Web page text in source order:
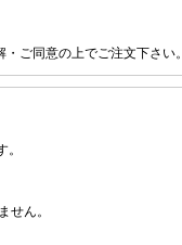
ご同意の上でご注文下さい。
せん。